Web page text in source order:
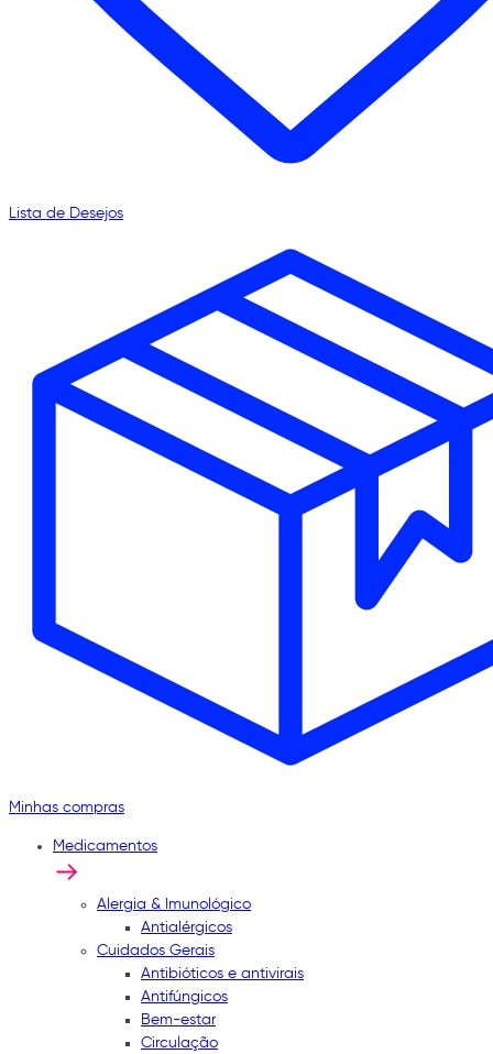
Lista de Desejos
Minhas compras
Medicamentos
Alergia & Imunológico
Antialérgicos
Cuidados Gerais
Antibióticos e antivirais
Antifúngicos
Bem-estar
Circulação